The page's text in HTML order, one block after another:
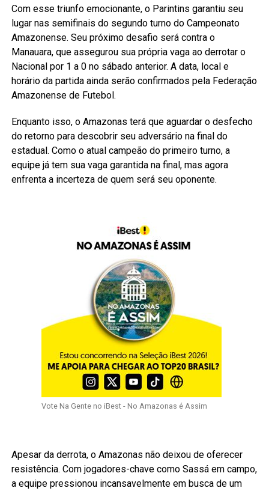
Com esse triunfo emocionante, o Parintins garantiu seu
lugar nas semifinais do segundo turno do Campeonato
Amazonense. Seu próximo desafio será contra o
Manauara, que assegurou sua própria vaga ao derrotar o
Nacional por 1 a 0 no sábado anterior. A data, local e
horário da partida ainda serão confirmados pela Federação
Amazonense de Futebol.
Enquanto isso, o Amazonas terá que aguardar o desfecho
do retorno para descobrir seu adversário na final do
estadual. Como o atual campeão do primeiro turno, a
equipe já tem sua vaga garantida na final, mas agora
enfrenta a incerteza de quem será seu oponente.
Vote Na Gente no iBest - No Amazonas é Assim
Apesar da derrota, o Amazonas não deixou de oferecer
resistência. Com jogadores-chave como Sassá em campo,
a equipe pressionou incansavelmente em busca de um